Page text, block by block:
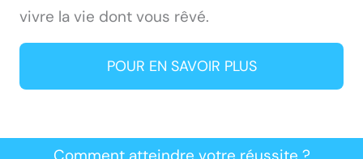
vivre la vie dont vous rêvé.
POUR EN SAVOIR PLUS